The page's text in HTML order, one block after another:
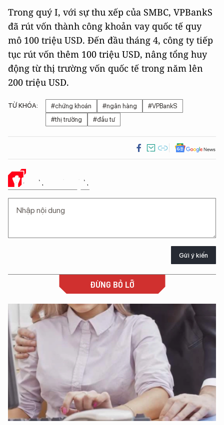
Trong quý I, với sự thu xếp của SMBC, VPBankS
đã rút vốn thành công khoản vay quốc tế quy
mô 100 triệu USD. Đến đầu tháng 4, công ty tiếp
tục rút vốn thêm 100 triệu USD, nâng tổng huy
động từ thị trường vốn quốc tế trong năm lên
200 triệu USD.
TỪ KHÓA: #chứng khoán #ngân hàng
#VPBankS
#thị trường
#đầu tư
Ý KIẾN CỦA BẠN
Gửi ý kiến
ĐỪNG BỎ LỠ